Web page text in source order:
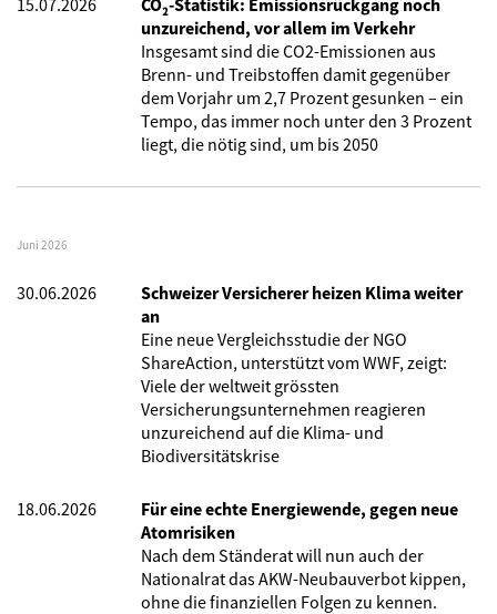
15.07.2026
CO₂-Statistik: Emissionsrückgang noch
unzureichend, vor allem im Verkehr
Insgesamt sind die CO2-Emissionen aus
Brenn- und Treibstoffen damit gegenüber
dem Vorjahr um 2,7 Prozent gesunken – ein
Tempo, das immer noch unter den 3 Prozent
liegt, die nötig sind, um bis 2050
Juni 2026
30.06.2026
Schweizer Versicherer heizen Klima weiter
an
Eine neue Vergleichsstudie der NGO
ShareAction, unterstützt vom WWF, zeigt:
Viele der weltweit grössten
Versicherungsunternehmen reagieren
unzureichend auf die Klima- und
Biodiversitätskrise
18.06.2026
Für eine echte Energiewende, gegen neue
Atomrisiken
Nach dem Ständerat will nun auch der
Nationalrat das AKW-Neubauverbot kippen,
ohne die finanziellen Folgen zu kennen.